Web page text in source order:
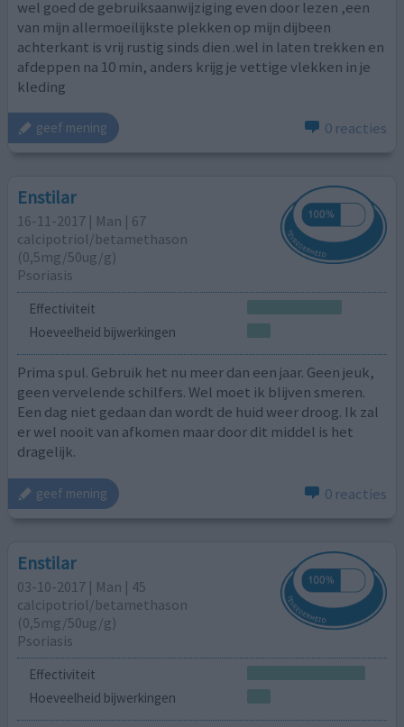
wel goed de gebruiksaanwijziging even door lezen ,een
van mijn allermoeilijkste plekken op mijn dijbeen
achterkant is vrij rustig sinds dien .wel in laten trekken en
afdeppen na 10 min, anders krijg je vettige vlekken in je
kleding
geef mening 0 reacties
Enstilar
16-11-2017 | Man | 67
calcipotriol/​betamethason
(0,5mg/50ug/g)
Psoriasis
Effectiviteit
Hoeveelheid bijwerkingen
Prima spul. Gebruik het nu meer dan een jaar. Geen jeuk,
geen vervelende schilfers. Wel moet ik blijven smeren.
Een dag niet gedaan dan wordt de huid weer droog. Ik zal
er wel nooit van afkomen maar door dit middel is het
dragelijk.
geef mening 0 reacties
Enstilar
03-10-2017 | Man | 45
calcipotriol/​betamethason
(0,5mg/50ug/g)
Psoriasis
Effectiviteit
Hoeveelheid bijwerkingen